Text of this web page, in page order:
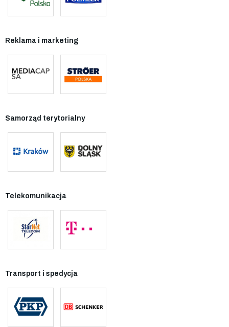
Reklama i marketing
Samorząd terytorialny
Telekomunikacja
Transport i spedycja